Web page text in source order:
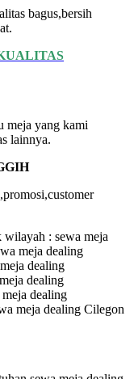
bagus,bersih
meja yang kami
lainnya.
: sewa meja
meja dealing
dealing
dealing
dealing
meja dealing Cilegon